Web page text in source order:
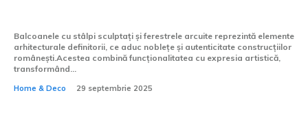
Balcoanele cu stâlpi sculptați și ferestrele arcuite reprezintă elemente
arhitecturale definitorii, ce aduc noblețe și autenticitate construcțiilor
românești.Acestea combină funcționalitatea cu expresia artistică,
transformând...
Home & Deco 29 septembrie 2025